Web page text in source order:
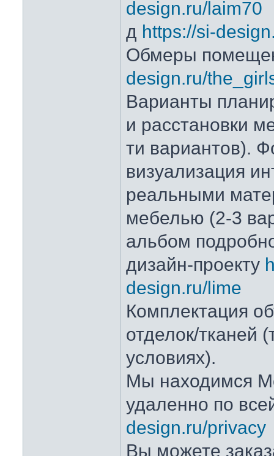
design.ru/laim70
д https://si-
Обмеры
design.ru/
Варианты
и расстановки
ти вариантов).
визуализация
реальными
мебелью (2-3
альбом
дизайн-проекту
design.ru/lime
Комплектация
отделок/тканей
условиях).
Мы находимся
удаленно по
design.ru/privacy
Вы можете